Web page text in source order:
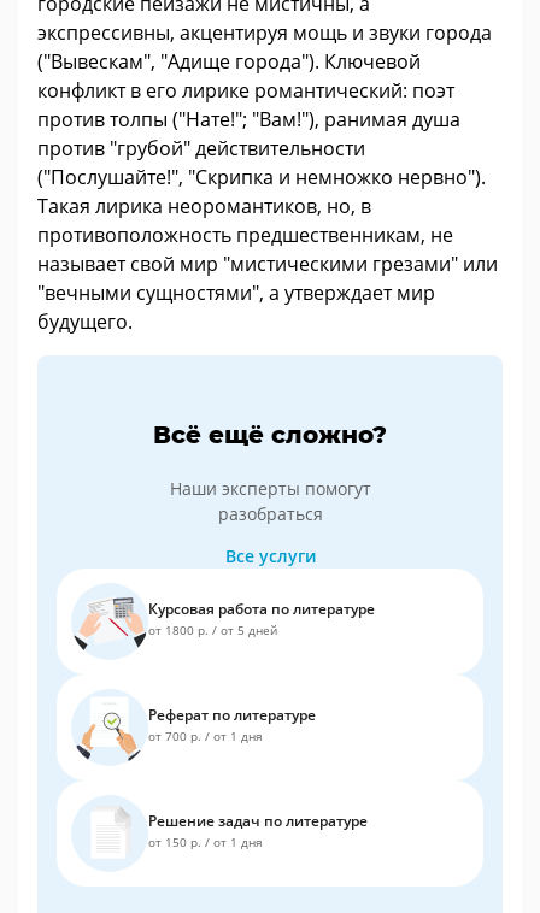
экспрессивны, акцентируя мощь и звуки города
("Вывескам", "Адище города"). Ключевой
конфликт в его лирике романтический: поэт
против толпы ("Нате!"; "Вам!"), ранимая душа
против "грубой" действительности
("Послушайте!", "Скрипка и немножко нервно").
Такая лирика неоромантиков, но, в
противоположность предшественникам, не
называет свой мир "мистическими грезами" или
"вечными сущностями", а утверждает мир
будущего.
Всё ещё сложно?
Наши эксперты помогут
разобраться
Все услуги
Курсовая работа по литературе
от 1800 р. / от 5 дней
Реферат по литературе
от 700 р. / от 1 дня
Решение задач по литературе
от 150 р. / от 1 дня